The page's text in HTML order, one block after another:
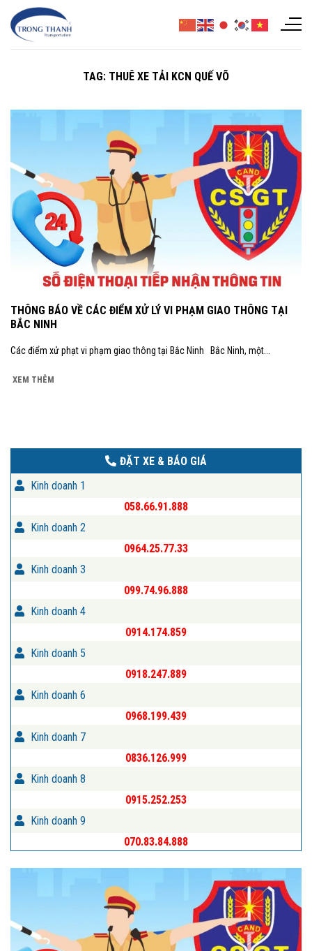
Chuyển
đến
TAG: THUÊ XE TẢI KCN QUẾ VÕ
THÔNG BÁO VỀ CÁC ĐIỂM XỬ LÝ VI PHẠM GIAO THÔNG TẠI
BẮC NINH
Các điểm xử phạt vi phạm giao thông tại Bắc Ninh Bắc Ninh, một...
XEM THÊM
ĐẶT XE & BÁO GIÁ
Kinh doanh 1
058.66.91.888
Kinh doanh 2
0964.25.77.33
Kinh doanh 3
099.74.96.888
Kinh doanh 4
0914.174.859
Kinh doanh 5
0918.247.889
Kinh doanh 6
0968.199.439
Kinh doanh 7
0836.126.999
Kinh doanh 8
0915.252.253
Kinh doanh 9
070.83.84.888